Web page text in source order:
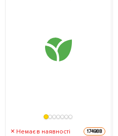
Немає в наявності 174988